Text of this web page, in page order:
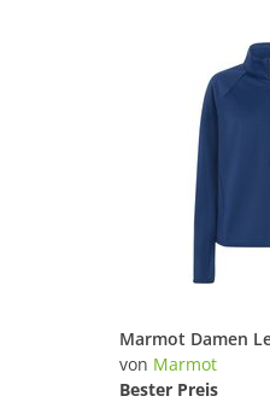
von Marmot
Bester Preis